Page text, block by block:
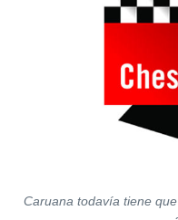
Caruana todavía tiene